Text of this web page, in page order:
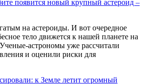
появится новый крупный астероид –
на астероиды. И вот очередное
тело движется к нашей планете на
астрономы уже рассчитали
и оценили риски для